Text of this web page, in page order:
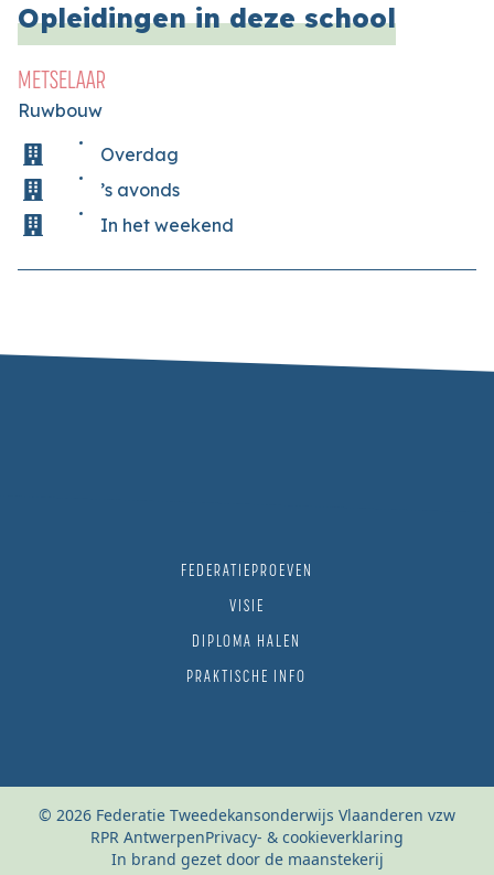
Opleidingen in deze school
METSELAAR
Ruwbouw
Overdag
’s avonds
In het weekend
FEDERATIEPROEVEN
VISIE
DIPLOMA HALEN
PRAKTISCHE INFO
© 2026 Federatie Tweedekansonderwijs Vlaanderen vzw
RPR AntwerpenPrivacy- & cookieverklaring
In brand gezet door de maanstekerij